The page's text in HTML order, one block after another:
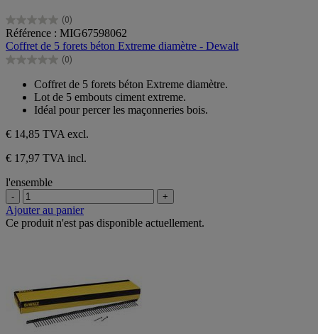
(0)
0.0
sur
5
étoiles.
Référence : MIG67598062
Coffret de 5 forets béton Extreme diamètre - Dewalt
(0)
0.0
étoiles.
Coffret de 5 forets béton Extreme diamètre.
Lot de 5 embouts ciment extreme.
Idéal pour percer les maçonneries bois.
€ 14,85 TVA excl.
€ 17,97 TVA incl.
l'ensemble
- +
Ajouter au panier
Ce produit n'est pas disponible actuellement.